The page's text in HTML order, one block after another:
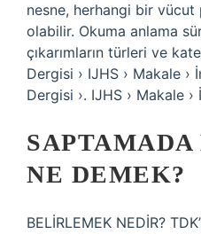
nesne, herhangi bir
olabilir. Okuma anlama
çıkarımların türleri ve
Dergisi › IJHS › Makale ›
Dergisi ›. IJHS › Makale ›
NE DEMEK?
BELİRLEMEK NEDİR?